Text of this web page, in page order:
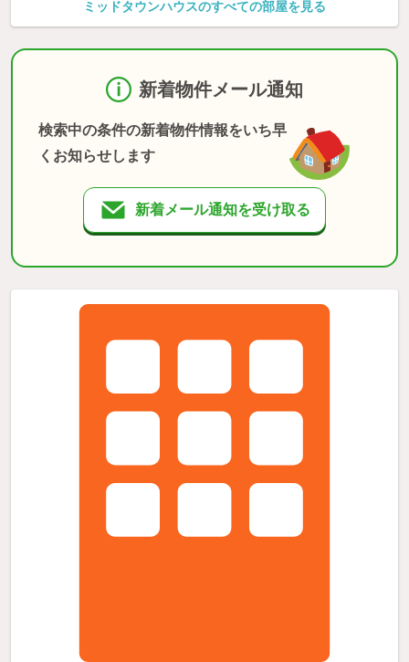
ミッドタウンハウスのすべての部屋を見る
新着物件メール通知
検索中の条件の新着物件情報をいち早
くお知らせします
新着メール通知を受け取る